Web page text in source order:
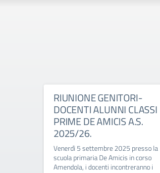
RIUNIONE GENITORI-
DOCENTI ALUNNI CLASSI
PRIME DE AMICIS A.S.
2025/26.
Venerdì 5 settembre 2025 presso la
scuola primaria De Amicis in corso
Amendola, i docenti incontreranno i